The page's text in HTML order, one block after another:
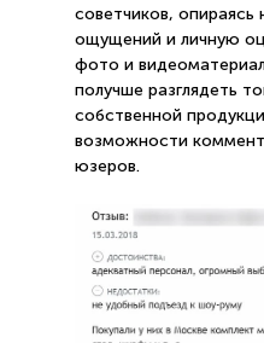
советчиков, опираясь
ощущений и личную
фото и
получше разглядеть
собственной
возможности
юзеров.